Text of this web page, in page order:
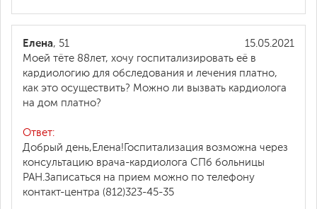
15.05.2021
Елена, 51
Моей тёте 88лет, хочу госпитализировать её в
кардиологию для обследования и лечения платно,
как это осуществить? Можно ли вызвать кардиолога
на дом платно?
Ответ:
Добрый день,Елена!Госпитализация возможна через
консультацию врача-кардиолога СПб больницы
РАН.Записаться на прием можно по телефону
контакт-центра (812)323-45-35